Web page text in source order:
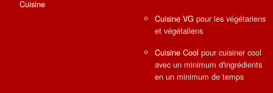
Cuisine
Cuisine VG pour les végétariens
et végétaliens
Cuisine Cool pour cuisiner cool
avec un minimum d'ingrédients
en un minimum de temps